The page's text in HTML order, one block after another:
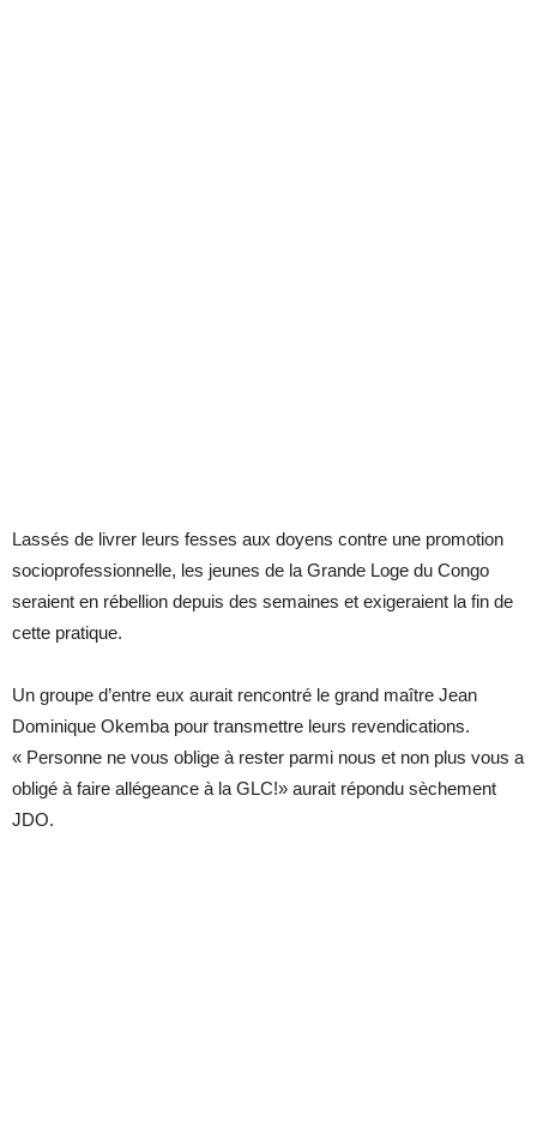
Lassés de livrer leurs fesses aux doyens contre une promotion
socioprofessionnelle, les jeunes de la Grande Loge du Congo
seraient en rébellion depuis des semaines et exigeraient la fin de
cette pratique.
Un groupe d’entre eux aurait rencontré le grand maître Jean
Dominique Okemba pour transmettre leurs revendications.
« Personne ne vous oblige à rester parmi nous et non plus vous a
obligé à faire allégeance à la GLC!» aurait répondu sèchement
JDO.